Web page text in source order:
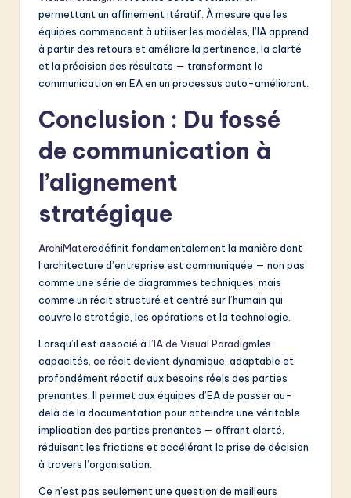
permettant un affinement itératif. À mesure que les
équipes commencent à utiliser les modèles, l’IA apprend
à partir des retours et améliore la pertinence, la clarté
et la précision des résultats — transformant la
communication en EA en un processus auto-améliorant.
Conclusion : Du fossé
de communication à
l’alignement
stratégique
ArchiMateredéfinit fondamentalement la manière dont
l’architecture d’entreprise est communiquée — non pas
comme une série de diagrammes techniques, mais
comme un récit structuré et centré sur l’humain qui
couvre la stratégie, les opérations et la technologie.
Lorsqu’il est associé à l’IA de Visual Paradigmles
capacités, ce récit devient dynamique, adaptable et
profondément réactif aux besoins réels des parties
prenantes. Il permet aux équipes d’EA de passer au-
delà de la documentation pour atteindre une véritable
implication des parties prenantes — offrant clarté,
réduisant les frictions et accélérant la prise de décision
à travers l’organisation.
Ce n’est pas seulement une question de meilleurs